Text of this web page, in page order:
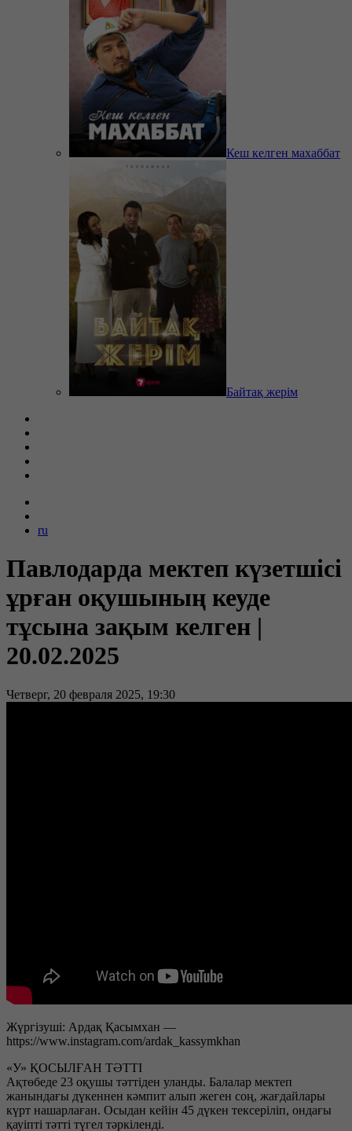
Кеш келген махаббат
Байтақ жерім
ru
Павлодарда мектеп күзетшісі
ұрған оқушының кеуде
тұсына зақым келген |
20.02.2025
Четверг, 20 февраля 2025, 19:30
Жүргізуші: Ардақ Қасымхан —
https://www.instagram.com/ardak_kassymkhan
«У» ҚОСЫЛҒАН ТӘТТІ
Ақтөбеде 23 оқушы тәттіден уланды. Балалар мектеп
жанындағы дүкеннен кәмпит алып жеген соң, жағдайлары
күрт нашарлаған. Осыдан кейін 45 дүкен тексеріліп, ондағы
қауіпті тәтті түгел тәркіленді.